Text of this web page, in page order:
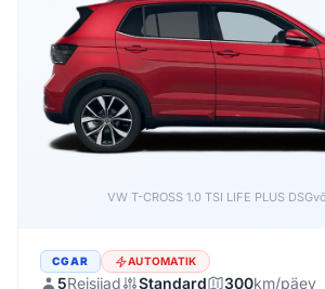
VW T-CROSS LIFE PLUS 1.0 TSI DSG
CGAR AUTOMATIK
5Reisijad Standard 300km/päev